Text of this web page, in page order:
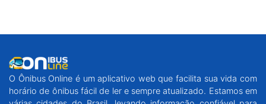
O Ônibus Online é um aplicativo web que facilita sua vida com
horário de ônibus fácil de ler e sempre atualizado. Estamos em